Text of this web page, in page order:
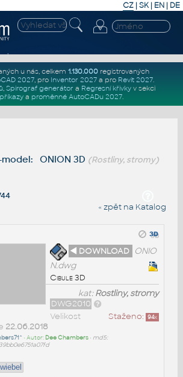
CZ | SK| EN | DE
u nás, celkem 1.130.000registrovaných
2027, pro Inventor 2027a pro Revit 2027.
, Spirograf generátor a Regresní křivkyv sekci
příkazya proměnné AutoCADu 2027.
model: ONION 3D (Rostliny, stromy)
« zpět na Katalog
◄ DOWNLOAD
ONIO
N.dwg
Cibule 3D
kat:Rostliny, stromy
DWG2010
Staženo: 94x
Velikost
22.06.2018
• Autor: Dee Chambers• md5: